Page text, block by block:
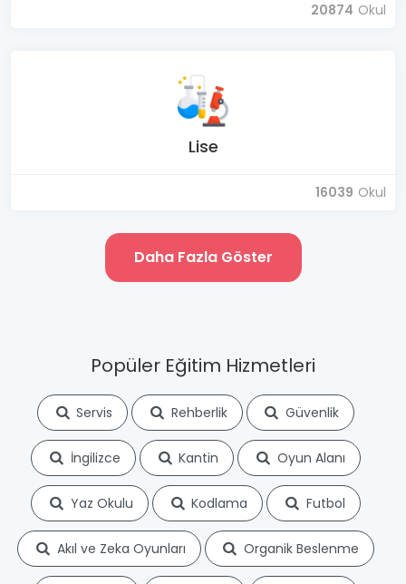
20874 Okul
Lise
16039 Okul
Daha Fazla Göster
Popüler Eğitim Hizmetleri
Servis Rehberlik Güvenlik
İngilizce Kantin Oyun Alanı
Yaz Okulu Kodlama Futbol
Akıl ve Zeka Oyunları Organik Beslenme